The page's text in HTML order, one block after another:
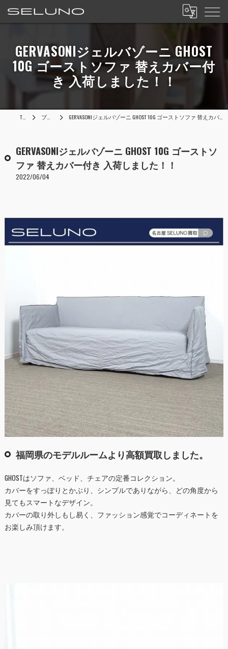
GERVASONIジェルバゾーニ GHOST
10G ゴーストソファ 替えカバー付
き 入荷しました！！
TOP ブログ GERVASONIジェルバゾーニ GHOST 10G ゴーストソファ 替えカバー付き 入荷しました！！
GERVASONIジェルバゾーニ GHOST 10G ゴーストソ
ファ 替えカバー付き 入荷しました！！
2022/06/04
福岡県のモデルルームより高額買取しました。
GHOSTはソファ、ベッド、チェアの定番コレクション。
カバーをすっぽりとかぶり、シンプルでありながら、どの角度から
見てもスマートなデザイン。
カバーの取り外しもし易く、ファッション感覚でコーディネートを
お楽しみ頂けます。